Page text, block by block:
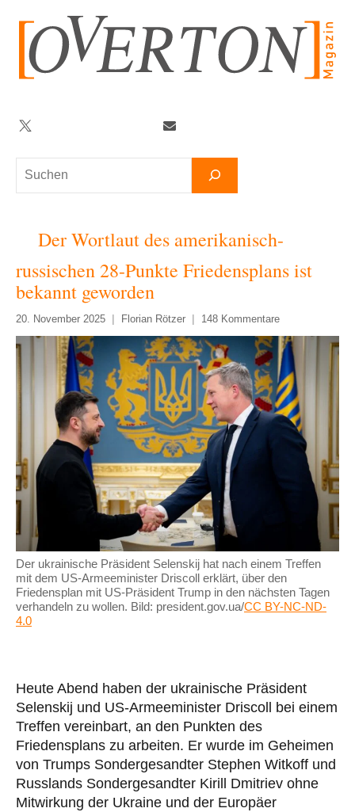
springen
Suchen
Twitter
Der Wortlaut des amerikanisch-
russischen 28-Punkte Friedensplans ist
bekannt geworden
20. November 2025 Florian Rötzer 148 Kommentare
Der ukrainische Präsident Selenskij hat nach einem Treffen
mit dem US-Armeeminister Driscoll erklärt, über den
Friedensplan mit US-Präsident Trump in den nächsten Tagen
verhandeln zu wollen. Bild: president.gov.ua/CC BY-NC-ND-
4.0
Heute Abend haben der ukrainische Präsident
Selenskij und US-Armeeminister Driscoll bei einem
Treffen vereinbart, an den Punkten des
Friedensplans zu arbeiten. Er wurde im Geheimen
von Trumps Sondergesandter Stephen Witkoff und
Russlands Sondergesandter Kirill Dmitriev ohne
Mitwirkung der Ukraine und der Europäer